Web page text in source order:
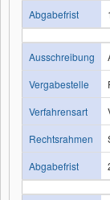
Abgabefrist
Ausschreibung
Vergabestelle
Verfahrensart
Rechtsrahmen
Abgabefrist